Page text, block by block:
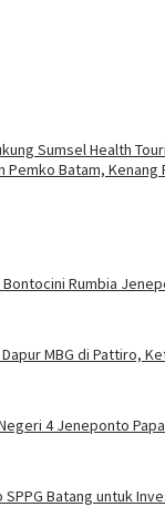
Sumsel Health
Pemko Batam, Kenang
Bontocini Rumbia
MBG di Pattiro,
4 Jeneponto
Batang untuk